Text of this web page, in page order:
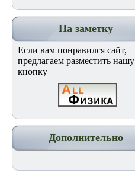
На заметку
Если вам понравился сайт,
предлагаем разместить нашу
кнопку
Дополнительно